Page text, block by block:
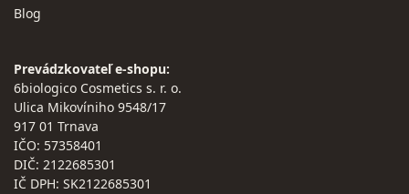
Blog
Prevádzkovateľ e-shopu:
6biologico Cosmetics s. r. o.
Ulica Mikovíniho 9548/17
917 01 Trnava
IČO: 57358401
DIČ: 2122685301
IČ DPH: SK2122685301